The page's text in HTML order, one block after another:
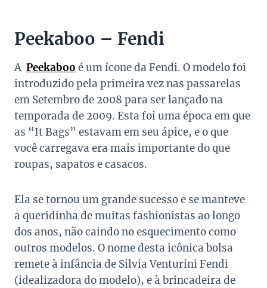
Peekaboo – Fendi
A Peekaboo é um ícone da Fendi. O modelo foi
introduzido pela primeira vez nas passarelas
em Setembro de 2008 para ser lançado na
temporada de 2009. Esta foi uma época em que
as “It Bags” estavam em seu ápice, e o que
você carregava era mais importante do que
roupas, sapatos e casacos.
Ela se tornou um grande sucesso e se manteve
a queridinha de muitas fashionistas ao longo
dos anos, não caindo no esquecimento como
outros modelos. O nome desta icônica bolsa
remete à infância de Silvia Venturini Fendi
(idealizadora do modelo), e à brincadeira de